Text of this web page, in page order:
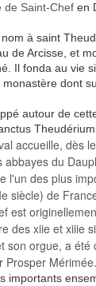
de Saint-Chef en
à saint
de Arcisse, et
Il fonda au vie
dont
autour de
Theudérium.
accueille, dès
abbayes du
l'un des plus
siècle) de
est
des xiie et xiiie
son orgue, a été
Prosper Mérimée.
importants